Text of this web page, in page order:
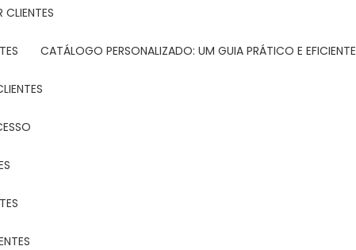
CLIENTES
CATÁLOGO PERSONALIZADO: UM GUIA PRÁTICO E EFICIENTE